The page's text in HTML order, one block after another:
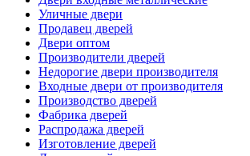
Уличные двери
Продавец дверей
Двери оптом
Производители дверей
Недорогие двери производителя
Входные двери от производителя
Производство дверей
Фабрика дверей
Распродажа дверей
Изготовление дверей